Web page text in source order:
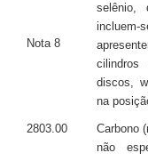
Nota 8
selênio,
discos,
na
2803.00
Carbono
não